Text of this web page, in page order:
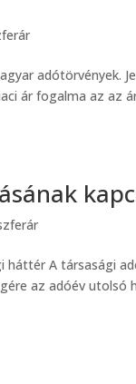
adótörvények.
ár fogalma az az
A társasági
az adóév utolsó